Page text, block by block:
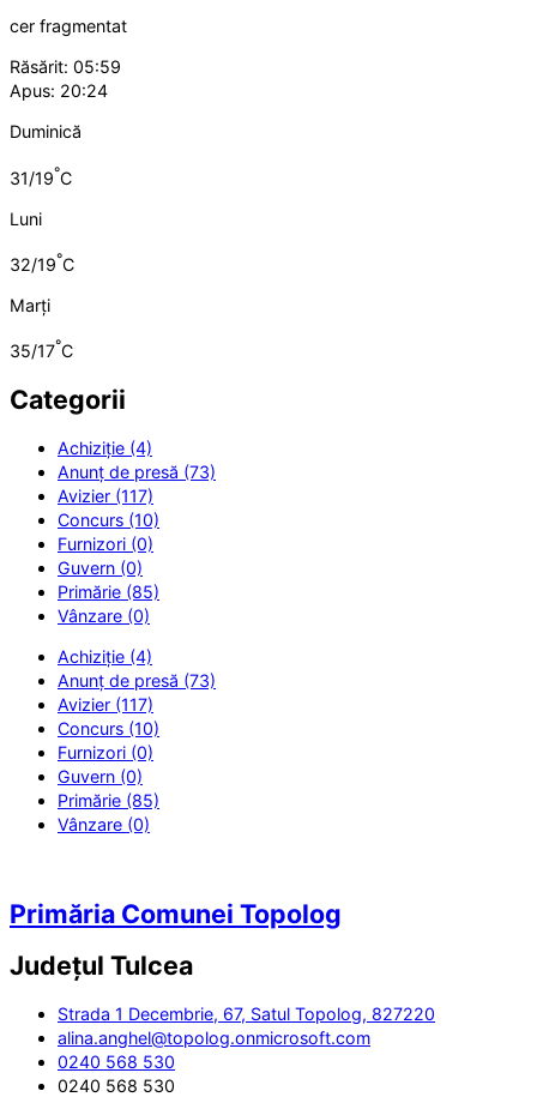
cer fragmentat
Răsărit: 05:59
Apus: 20:24
Duminică
31/19°C
Luni
32/19°C
Marți
35/17°C
Categorii
Achiziție (4)
Anunț de presă (73)
Avizier (117)
Concurs (10)
Furnizori (0)
Guvern (0)
Primărie (85)
Vânzare (0)
Achiziție (4)
Anunț de presă (73)
Avizier (117)
Concurs (10)
Furnizori (0)
Guvern (0)
Primărie (85)
Vânzare (0)
Primăria Comunei Topolog
Județul Tulcea
Strada 1 Decembrie, 67, Satul Topolog, 827220
alina.anghel@topolog.onmicrosoft.com
0240 568 530
0240 568 530